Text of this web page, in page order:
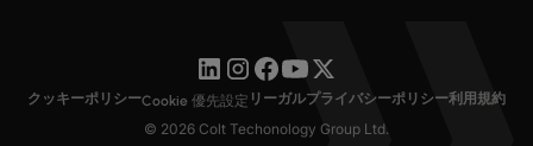
© 2026 Colt Techonology Group Ltd.
クッキーポリシーCookie 優先設定 リーガルプライバシーポリシー利用規約